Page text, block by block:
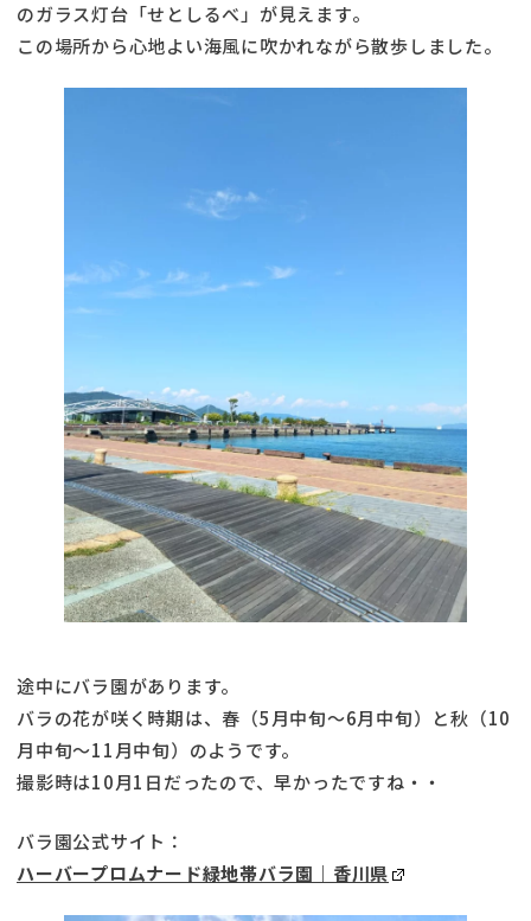
のガラス灯台「せとしるべ」が見えます。
この場所から心地よい海風に吹かれながら散歩しました。
途中にバラ園があります。
バラの花が咲く時期は、春（5月中旬～6月中旬）と秋（10
月中旬～11月中旬）のようです。
撮影時は10月1日だったので、早かったですね・・
バラ園公式サイト：
ハーバープロムナード緑地帯バラ園｜香川県